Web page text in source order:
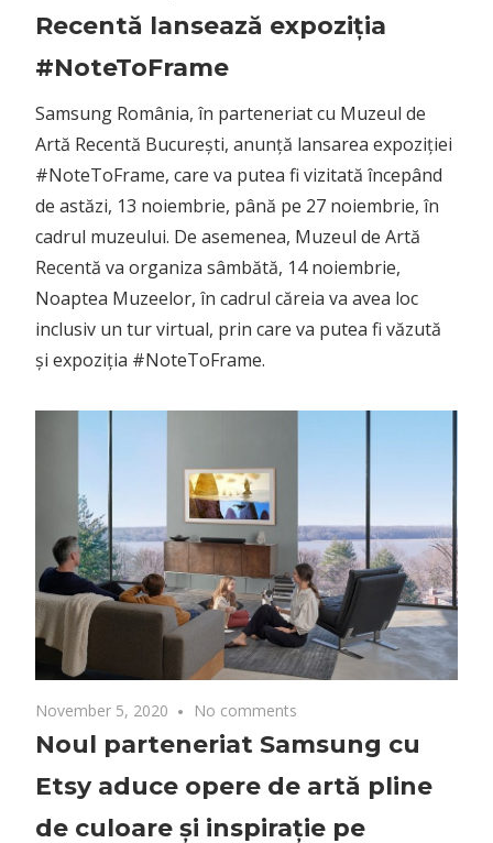
Recentă lansează expoziția
#NoteToFrame
Samsung România, în parteneriat cu Muzeul de
Artă Recentă București, anunță lansarea expoziției
#NoteToFrame, care va putea fi vizitată începând
de astăzi, 13 noiembrie, până pe 27 noiembrie, în
cadrul muzeului. De asemenea, Muzeul de Artă
Recentă va organiza sâmbătă, 14 noiembrie,
Noaptea Muzeelor, în cadrul căreia va avea loc
inclusiv un tur virtual, prin care va putea fi văzută
și expoziția #NoteToFrame.
November 5, 2020 No comments
Noul parteneriat Samsung cu
Etsy aduce opere de artă pline
de culoare și inspirație pe